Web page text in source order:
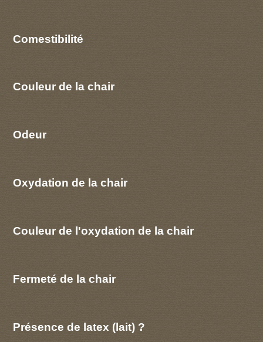
Comestibilité
Couleur de la chair
Odeur
Oxydation de la chair
Couleur de l'oxydation de la chair
Fermeté de la chair
Présence de latex (lait) ?